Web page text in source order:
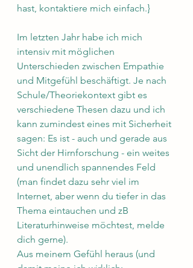
hast, kontaktiere mich einfach.}
Im letzten Jahr habe ich mich
intensiv mit möglichen
Unterschieden zwischen Empathie
und Mitgefühl beschäftigt. Je nach
Schule/Theoriekontext gibt es
verschiedene Thesen dazu und ich
kann zumindest eines mit Sicherheit
sagen: Es ist - auch und gerade aus
Sicht der Hirnforschung - ein weites
und unendlich spannendes Feld
(man findet dazu sehr viel im
Internet, aber wenn du tiefer in das
Thema eintauchen und zB
Literaturhinweise möchtest, melde
dich gerne).
Aus meinem Gefühl heraus (und